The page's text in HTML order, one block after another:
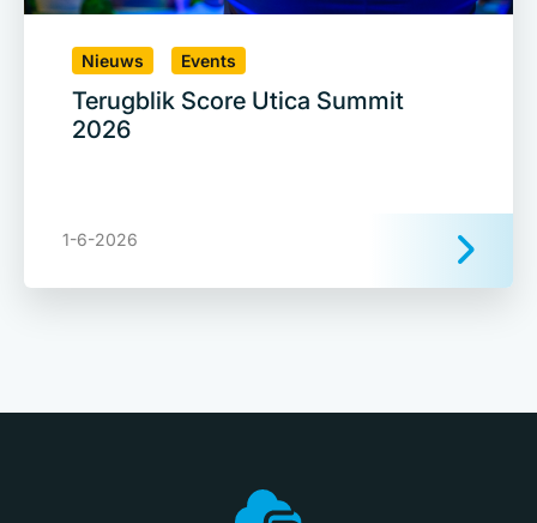
Nieuws Events
Terugblik Score Utica Summit
2026
1-6-2026